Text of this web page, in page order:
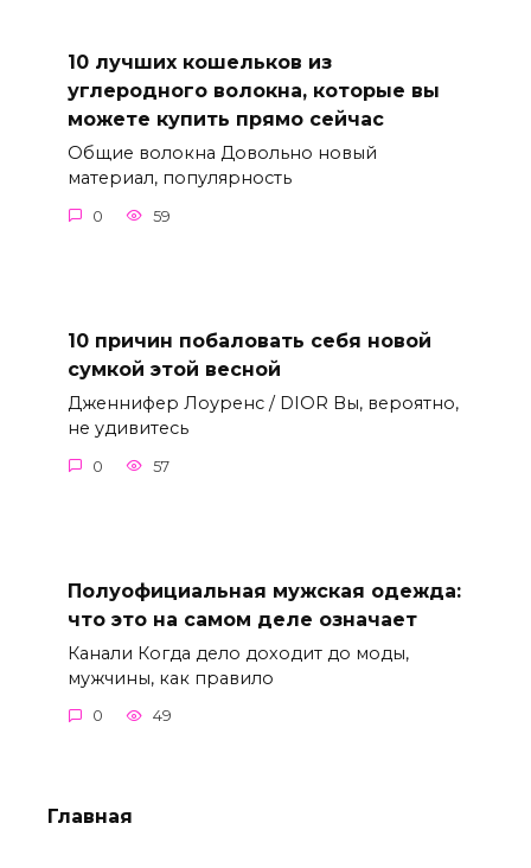
10 лучших кошельков из
углеродного волокна, которые вы
можете купить прямо сейчас
Общие волокна Довольно новый
материал, популярность
0 59
10 причин побаловать себя новой
сумкой этой весной
Дженнифер Лоуренс / DIOR Вы, вероятно,
не удивитесь
0 57
Полуофициальная мужская одежда:
что это на самом деле означает
Канали Когда дело доходит до моды,
мужчины, как правило
0 49
Главная